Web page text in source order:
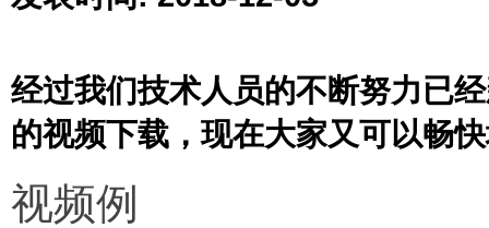
经过我们技术人员的不断努力已
的视频下载，现在大家又可以畅
视频例